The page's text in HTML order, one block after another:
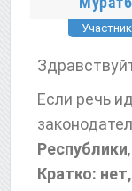
Участник
Если речь
Республики
Кратко: